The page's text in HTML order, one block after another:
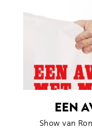
EEN
Show van